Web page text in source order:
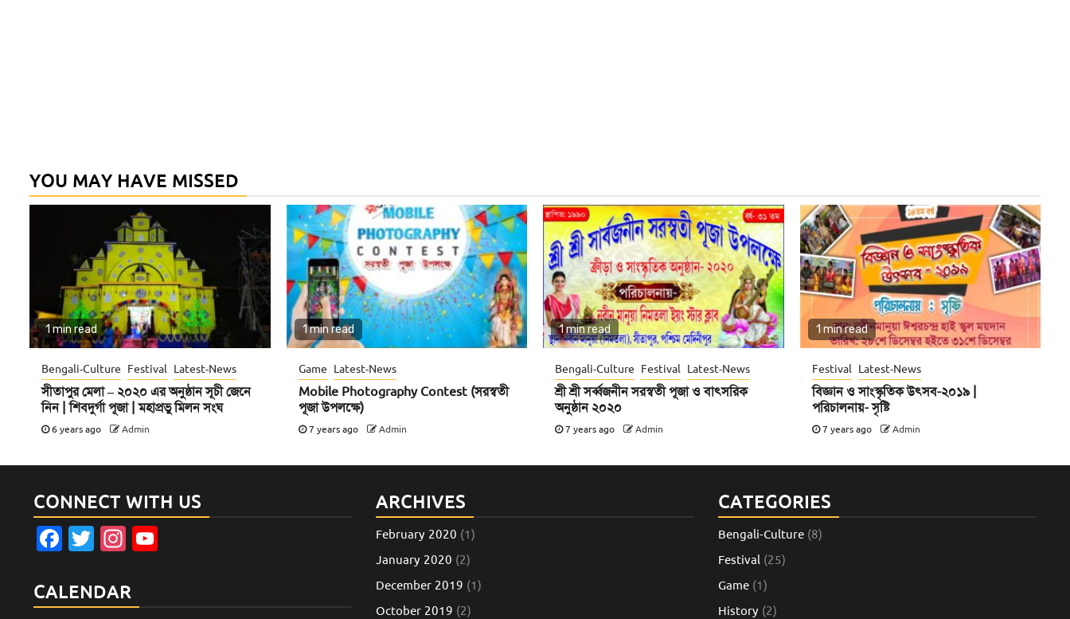
YOU MAY HAVE MISSED
1 min read
Bengali-Culture Festival Latest-News
সীতাপুর মেলা – ২০২০ এর অনুষ্ঠান সূচী জেনে
নিন | শিবদুর্গা পূজা | মহাপ্রভু মিলন সংঘ
6 years ago Admin
1 min read
Game Latest-News
Mobile Photography Contest (সরস্বতী
পূজা উপলক্ষে)
7 years ago Admin
1 min read
Bengali-Culture Festival Latest-News
শ্রী শ্রী সর্ব্বজনীন সরস্বতী পূজা ও বাৎসরিক
অনুষ্ঠান ২০২০
7 years ago Admin
1 min read
Festival Latest-News
বিজ্ঞান ও সাংস্কৃতিক উৎসব-২০১৯ |
পরিচালনায়- সৃষ্টি
7 years ago Admin
CONNECT WITH US
Facebook
TwitterInstagram
CALENDAR
ARCHIVES
February 2020 (1)
January 2020 (2)
December 2019 (1)
October 2019 (2)
CATEGORIES
Bengali-Culture (8)
Festival (25)
Game (1)
History (2)